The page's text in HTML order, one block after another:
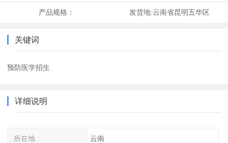
产品规格： 发货地:云南省昆明五华区
关键词
预防医学招生
详细说明
所在地 云南